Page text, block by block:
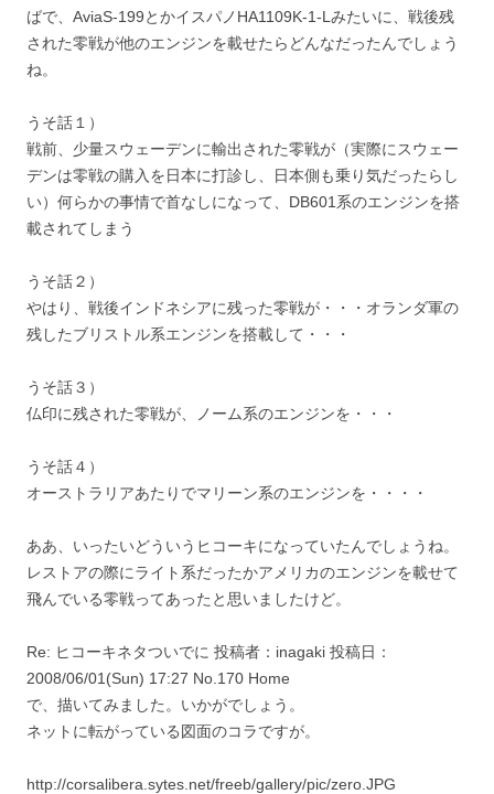
ばで、AviaS-199とかイスパノHA1109K-1-Lみたいに、戦後残
された零戦が他のエンジンを載せたらどんなだったんでしょう
ね。
うそ話１）
戦前、少量スウェーデンに輸出された零戦が（実際にスウェー
デンは零戦の購入を日本に打診し、日本側も乗り気だったらし
い）何らかの事情で首なしになって、DB601系のエンジンを搭
載されてしまう
うそ話２）
やはり、戦後インドネシアに残った零戦が・・・オランダ軍の
残したブリストル系エンジンを搭載して・・・
うそ話３）
仏印に残された零戦が、ノーム系のエンジンを・・・
うそ話４）
オーストラリアあたりでマリーン系のエンジンを・・・・
ああ、いったいどういうヒコーキになっていたんでしょうね。
レストアの際にライト系だったかアメリカのエンジンを載せて
飛んでいる零戦ってあったと思いましたけど。
Re: ヒコーキネタついでに 投稿者：inagaki 投稿日：
2008/06/01(Sun) 17:27 No.170 Home
で、描いてみました。いかがでしょう。
ネットに転がっている図面のコラですが。
http://corsalibera.sytes.net/freeb/gallery/pic/zero.JPG